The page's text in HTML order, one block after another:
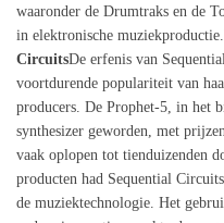
waaronder de Drumtraks en de
in elektronische muziekproductie.
CircuitsDe erfenis van
voortdurende populariteit van
producers. De Prophet-5, in het
synthesizer geworden, met
vaak oplopen tot tienduizenden
producten had Sequential
de muziektechnologie. Het